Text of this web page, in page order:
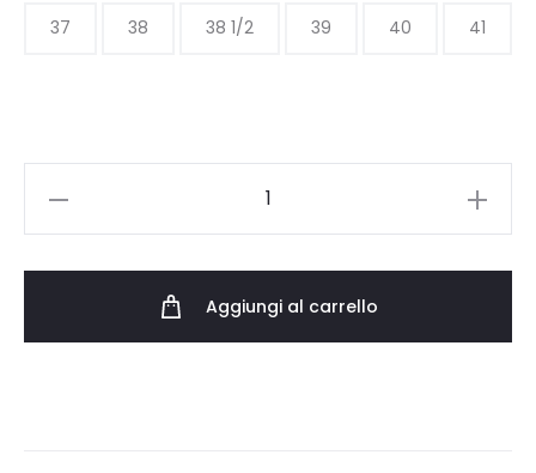
37 38 38 1/2 39 40 41
501.183491.90002
Aggiungi al carrello